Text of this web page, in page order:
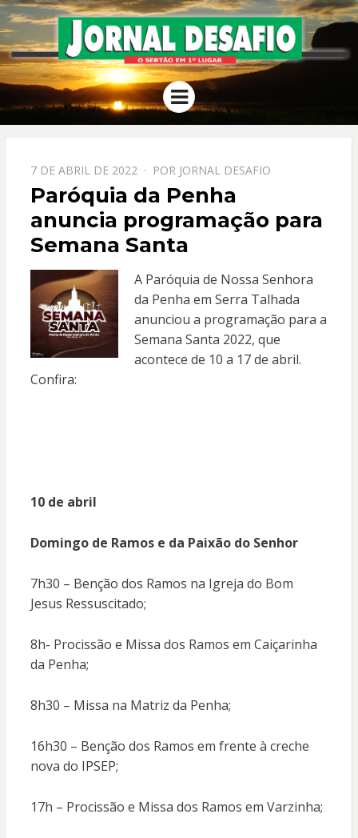
JORNAL
DESAFIO
O Sertão em 1º Lugar
Menu
PPOSTADO
EM
7 DE ABRIL DE 2022 POR JORNAL DESAFIO
Paróquia da Penha
anuncia programação para
Semana Santa
A Paróquia de Nossa Senhora
da Penha em Serra Talhada
anunciou a programação para a
Semana Santa 2022, que
acontece de 10 a 17 de abril.
Confira:
10 de abril
Domingo de Ramos e da Paixão do Senhor
7h30 – Benção dos Ramos na Igreja do Bom
Jesus Ressuscitado;
8h- Procissão e Missa dos Ramos em Caiçarinha
da Penha;
8h30 – Missa na Matriz da Penha;
16h30 – Benção dos Ramos em frente à creche
nova do IPSEP;
17h – Procissão e Missa dos Ramos em Varzinha;